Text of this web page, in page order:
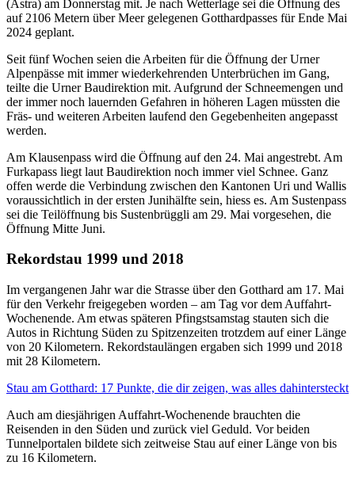
(Astra) am Donnerstag mit. Je nach Wetterlage sei die Öffnung des
auf 2106 Metern über Meer gelegenen Gotthardpasses für Ende Mai
2024 geplant.
Seit fünf Wochen seien die Arbeiten für die Öffnung der Urner
Alpenpässe mit immer wiederkehrenden Unterbrüchen im Gang,
teilte die Urner Baudirektion mit. Aufgrund der Schneemengen und
der immer noch lauernden Gefahren in höheren Lagen müssten die
Fräs- und weiteren Arbeiten laufend den Gegebenheiten angepasst
werden.
Am Klausenpass wird die Öffnung auf den 24. Mai angestrebt. Am
Furkapass liegt laut Baudirektion noch immer viel Schnee. Ganz
offen werde die Verbindung zwischen den Kantonen Uri und Wallis
voraussichtlich in der ersten Junihälfte sein, hiess es. Am Sustenpass
sei die Teilöffnung bis Sustenbrüggli am 29. Mai vorgesehen, die
Öffnung Mitte Juni.
Rekordstau 1999 und 2018
Im vergangenen Jahr war die Strasse über den Gotthard am 17. Mai
für den Verkehr freigegeben worden – am Tag vor dem Auffahrt-
Wochenende. Am etwas späteren Pfingstsamstag stauten sich die
Autos in Richtung Süden zu Spitzenzeiten trotzdem auf einer Länge
von 20 Kilometern. Rekordstaulängen ergaben sich 1999 und 2018
mit 28 Kilometern.
Stau am Gotthard: 17 Punkte, die dir zeigen, was alles dahintersteckt
Auch am diesjährigen Auffahrt-Wochenende brauchten die
Reisenden in den Süden und zurück viel Geduld. Vor beiden
Tunnelportalen bildete sich zeitweise Stau auf einer Länge von bis
zu 16 Kilometern.